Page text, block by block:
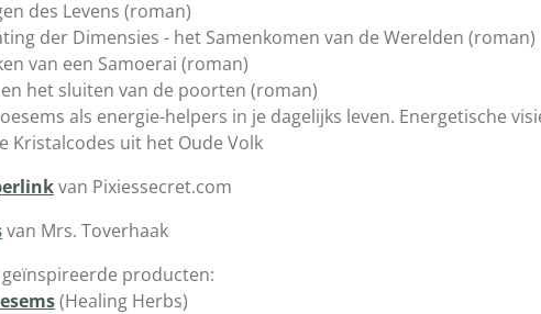
des Levens (roman)
der Dimensies - het Samenkomen van de Werelden (roman)
van een Samoerai (roman)
het sluiten van de poorten (roman)
als energie-helpers in je dagelijks leven. Energetische
Kristalcodes uit het Oude Volk
van Pixiessecret.com
van Mrs. Toverhaak
producten:
(Healing Herbs)